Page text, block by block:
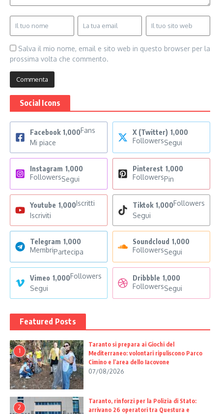
Salva il mio nome, email e sito web in questo browser per la
prossima volta che commento.
Social Icons
Facebook 1,000Fans
Mi piace
X (Twitter) 1,000
FollowersSegui
Instagram 1,000
FollowersSegui
Pinterest 1,000
FollowersPin
Youtube 1,000Iscritti
Iscriviti
Tiktok 1,000Followers
Segui
Telegram 1,000
MembriPartecipa
Soundcloud 1,000
FollowersSegui
Vimeo 1,000Followers
Segui
Dribbble 1,000
FollowersSegui
Featured Posts
1
Taranto si prepara ai Giochi del
Mediterraneo: volontari ripuliscono Parco
Cimino e l’area dello Iacovone
07/08/2026
2
Taranto, rinforzi per la Polizia di Stato:
arrivano 26 operatori tra Questura e